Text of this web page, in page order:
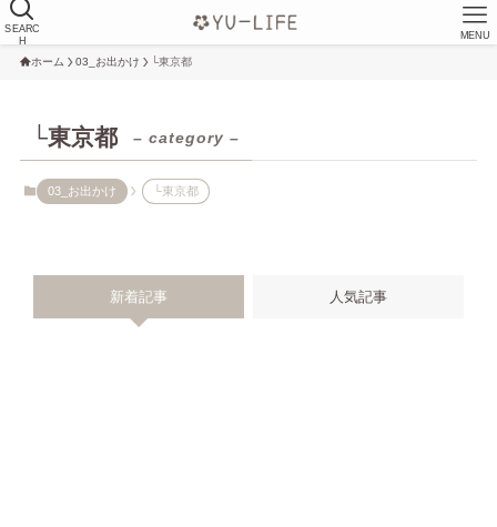
SEARC
H
MENU
ホーム 03_お出かけ └東京都
└東京都 – category –
03_お出かけ └東京都
新着記事 人気記事